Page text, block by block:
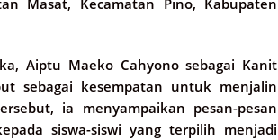
Masat, Kecamatan Pino, Kabupaten
Aiptu Maeko Cahyono sebagai Kanit
sebagai kesempatan untuk menjalin
ia menyampaikan pesan-pesan
siswa-siswi yang terpilih menjadi